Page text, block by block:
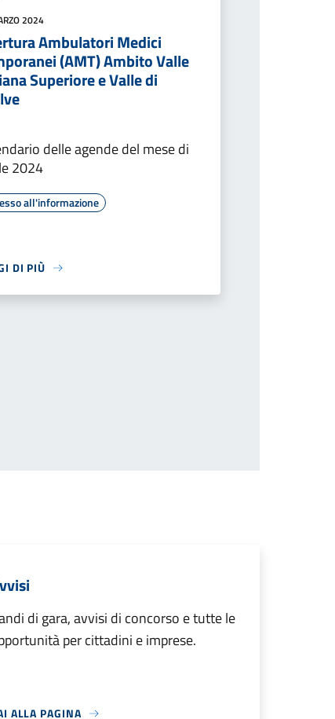
2024
Ambulatori Medici
(AMT) Ambito Valle
Superiore e Valle di
delle agende del mese di
2024
all'informazione
DI PIÙ
di gara, avvisi di concorso e tutte le
per cittadini e imprese.
ALLA PAGINA